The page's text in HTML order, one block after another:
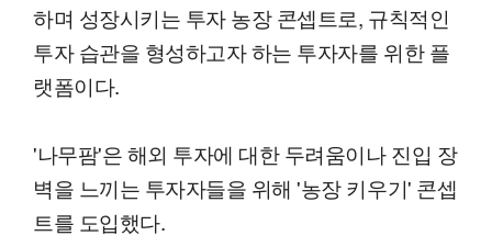
하며 성장시키는 투자 농장 콘셉트로, 규칙적인
투자 습관을 형성하고자 하는 투자자를 위한 플
랫폼이다.
'나무팜'은 해외 투자에 대한 두려움이나 진입 장
벽을 느끼는 투자자들을 위해 '농장 키우기' 콘셉
트를 도입했다.